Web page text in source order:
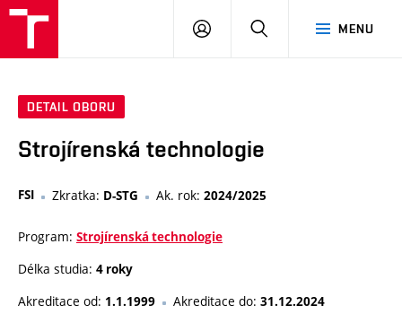
MENU
PŘIHLÁSIT
DETAIL OBORU
Strojírenská technologie
FSI Zkratka: D-STG Ak. rok: 2024/2025
Program: Strojírenská technologie
Délka studia: 4 roky
Akreditace od: 1.1.1999 Akreditace do: 31.12.2024